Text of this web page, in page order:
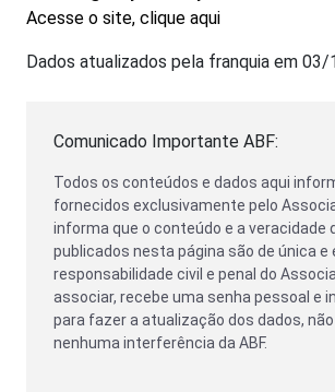
Acesse o site, clique aqui
Dados atualizados pela franquia em
Comunicado Importante ABF:
Todos os conteúdos e dados aqui
fornecidos exclusivamente pelo
informa que o conteúdo e a veracidade
publicados nesta página são de única e
responsabilidade civil e penal do
associar, recebe uma senha pessoal e
para fazer a atualização dos dados,
nenhuma interferência da ABF.